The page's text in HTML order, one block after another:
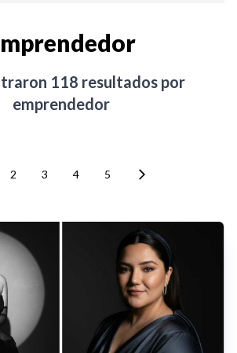
118 resultados por
emprendedor
2 3 4 5